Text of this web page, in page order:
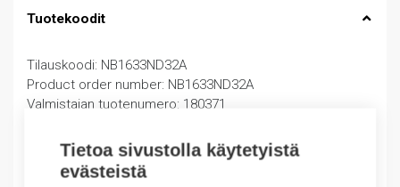
Tietoa sivustolla käytetyistä
evästeistä
Tuotekoodit
Tilauskoodi: NB1633ND32A
Product order number: NB1633ND32A
Valmistajan tuotenumero: 180371
Tuotteen tullikoodi: 85362010
EAN: 16925808306288